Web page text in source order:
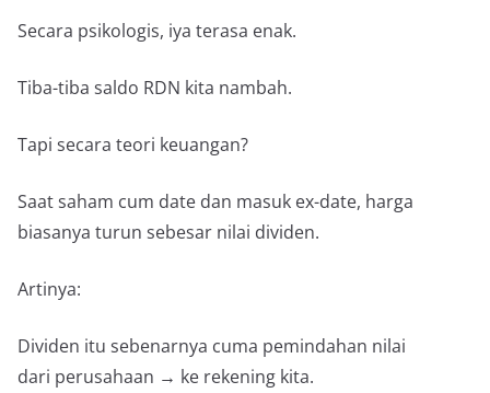
Secara psikologis, iya terasa enak.
Tiba-tiba saldo RDN kita nambah.
Tapi secara teori keuangan?
Saat saham cum date dan masuk ex-date, harga
biasanya turun sebesar nilai dividen.
Artinya:
Dividen itu sebenarnya cuma pemindahan nilai
dari perusahaan → ke rekening kita.